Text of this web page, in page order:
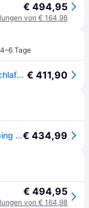
€ 494,95
von € 164,98
4–6 Tage
Sea To Summit Spark -9C / 15F - Damenschlafsack Grey / Yellow Regular € 411,90
Sea To Summit Spark W-9°c Woman Sleeping Bag Gelb Regular / Right Zipper Frau€ 434,99
€ 494,95
von € 164,98